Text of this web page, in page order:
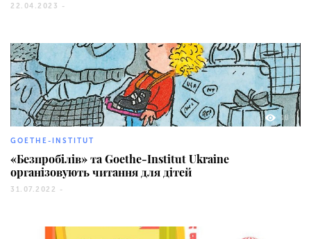
22.04.2023 -
18
GOETHE-INSTITUT
«Безпробілів» та Goethe-Institut Ukraine
організовують читання для дітей
31.07.2022 -